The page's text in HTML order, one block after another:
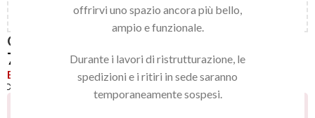
offrirvi uno spazio ancora più bello,
ampio e funzionale.
Durante i lavori di ristrutturazione, le
spedizioni e i ritiri in sede saranno
temporaneamente sospesi.
GEL POLISH 184
7,92
Esaurito
Aggiungi alla lista dei desideri